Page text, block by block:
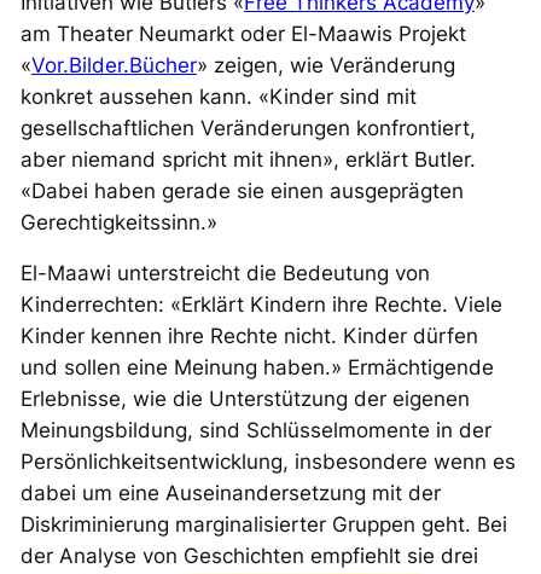
am Theater Neumarkt oder El-Maawis Projekt
«Vor.Bilder.Bücher» zeigen, wie Veränderung
konkret aussehen kann. «Kinder sind mit
gesellschaftlichen Veränderungen konfrontiert,
aber niemand spricht mit ihnen», erklärt Butler.
«Dabei haben gerade sie einen ausgeprägten
Gerechtigkeitssinn.»
El-Maawi unterstreicht die Bedeutung von
Kinderrechten: «Erklärt Kindern ihre Rechte. Viele
Kinder kennen ihre Rechte nicht. Kinder dürfen
und sollen eine Meinung haben.» Ermächtigende
Erlebnisse, wie die Unterstützung der eigenen
Meinungsbildung, sind Schlüsselmomente in der
Persönlichkeitsentwicklung, insbesondere wenn es
dabei um eine Auseinandersetzung mit der
Diskriminierung marginalisierter Gruppen geht. Bei
der Analyse von Geschichten empfiehlt sie drei